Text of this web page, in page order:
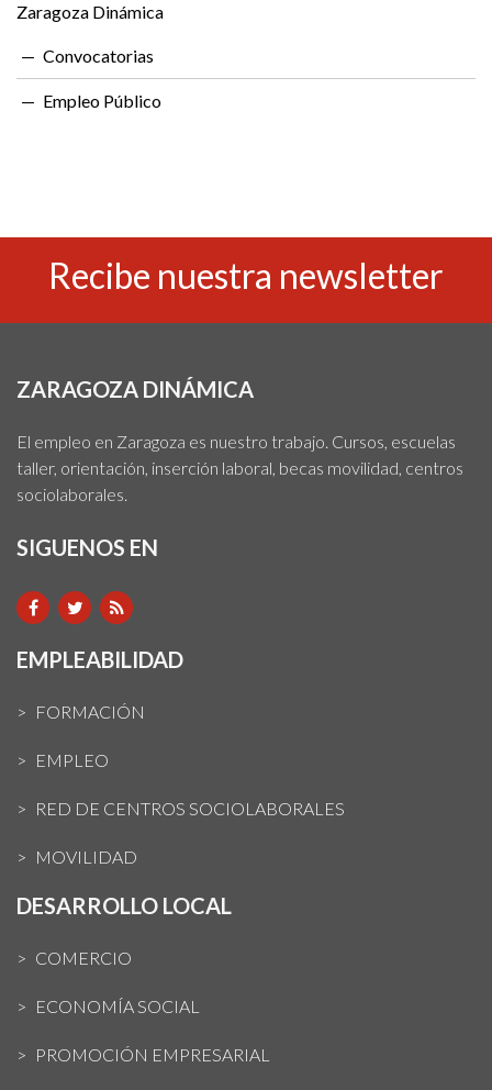
Zaragoza Dinámica
Convocatorias
Empleo Público
Recibe nuestra newsletter
ZARAGOZA DINÁMICA
El empleo en Zaragoza es nuestro trabajo. Cursos, escuelas
taller, orientación, inserción laboral, becas movilidad, centros
sociolaborales.
SIGUENOS EN
EMPLEABILIDAD
FORMACIÓN
EMPLEO
RED DE CENTROS SOCIOLABORALES
MOVILIDAD
DESARROLLO LOCAL
COMERCIO
ECONOMÍA SOCIAL
PROMOCIÓN EMPRESARIAL